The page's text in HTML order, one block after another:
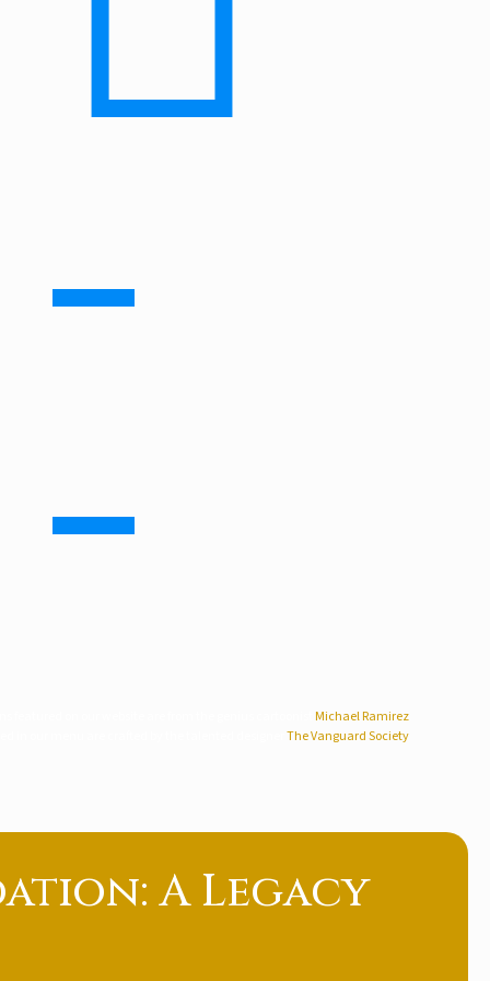
Michael Ramirez
The Vanguard Society
A Legacy